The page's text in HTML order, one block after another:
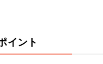
イント